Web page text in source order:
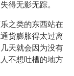
得无影无踪。
之类的东西站在
货膨胀得太过离
天就会因为没有
不想吐槽的地方